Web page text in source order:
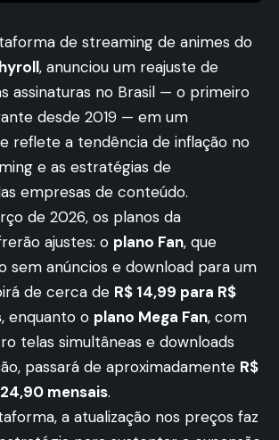
de streaming de animes do
, anunciou um reajuste de
assinaturas no Brasil — o primeiro
desde 2019 — em um
reflete a tendência de inflação no
e as estratégias de
empresas de conteúdo.
de 2026, os planos da
ajustes: o plano Fan, que
sem anúncios e download para um
de cerca de R$ 14,99 para R$
, enquanto o plano Mega Fan, com
telas simultâneas e downloads
passará de aproximadamente R$
mensais.
a atualização nos preços faz